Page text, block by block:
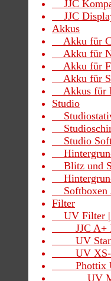
JJC
JJC
Akkus
Akku für
Akku für
Akku für
Akku für
Akkus für
Studio
Studio
Blitz und
Softboxen
Filter
UV Filter |
JJC A+
UV
UV XS-
Phottix
UV MC